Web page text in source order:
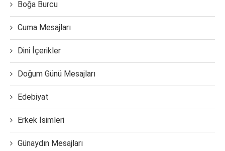
Boğa Burcu
Cuma Mesajları
Dini İçerikler
Doğum Günü Mesajları
Edebiyat
Erkek İsimleri
Günaydın Mesajları